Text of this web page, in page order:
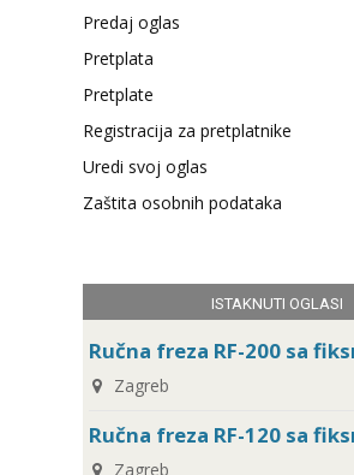
Predaj oglas
Pretplata
Pretplate
Registracija za pretplatnike
Uredi svoj oglas
Zaštita osobnih podataka
ISTAKNUTI OGLASI
Ručna freza RF-200 sa
Zagreb
Ručna freza RF-120 sa
Zagreb